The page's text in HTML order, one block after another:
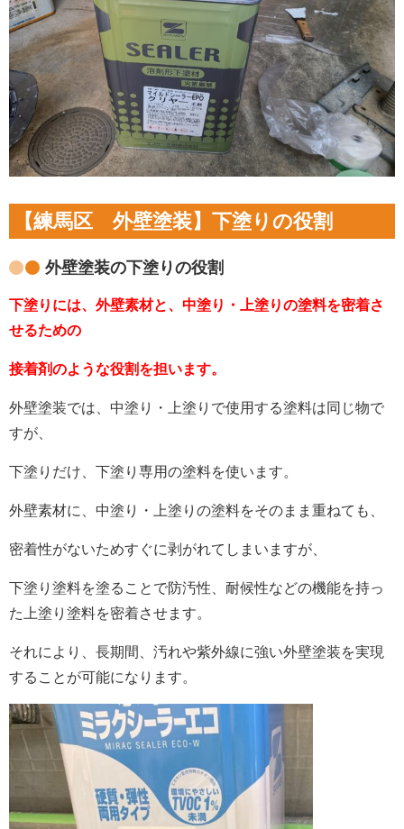
【練馬区 外壁塗装】下塗りの役割
外壁塗装の下塗りの役割
下塗りには、外壁素材と、中塗り・上塗りの塗料を密着さ
せるための
接着剤のような役割を担います。
外壁塗装では、中塗り・上塗りで使用する塗料は同じ物で
すが、
下塗りだけ、下塗り専用の塗料を使います。
外壁素材に、中塗り・上塗りの塗料をそのまま重ねても、
密着性がないためすぐに剥がれてしまいますが、
下塗り塗料を塗ることで防汚性、耐候性などの機能を持っ
た上塗り塗料を密着させます。
それにより、長期間、汚れや紫外線に強い外壁塗装を実現
することが可能になります。